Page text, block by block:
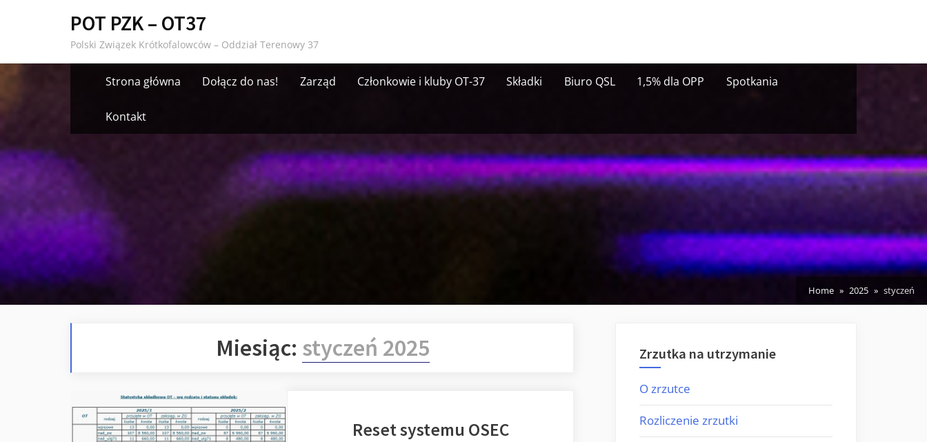
POT PZK – OT37
Polski Związek Krótkofalowców – Oddział Terenowy 37
Strona główna Dołącz do nas! Zarząd Członkowie i kluby OT-37 Składki Biuro QSL 1,5% dla OPP Spotkania
Kontakt
Home 2025 styczeń
Miesiąc: styczeń 2025
Reset systemu OSEC
Zrzutka na utrzymanie
O zrzutce
Rozliczenie zrzutki